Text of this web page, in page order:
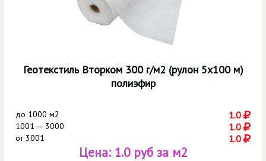
Геотекстиль Вторком 300 г/м2 (рулон 5х100 м)
полиэфир
до 1000 м2 1.0
1001 — 3000 1.0
от3001 1.0
Цена: 1.0 руб за м2